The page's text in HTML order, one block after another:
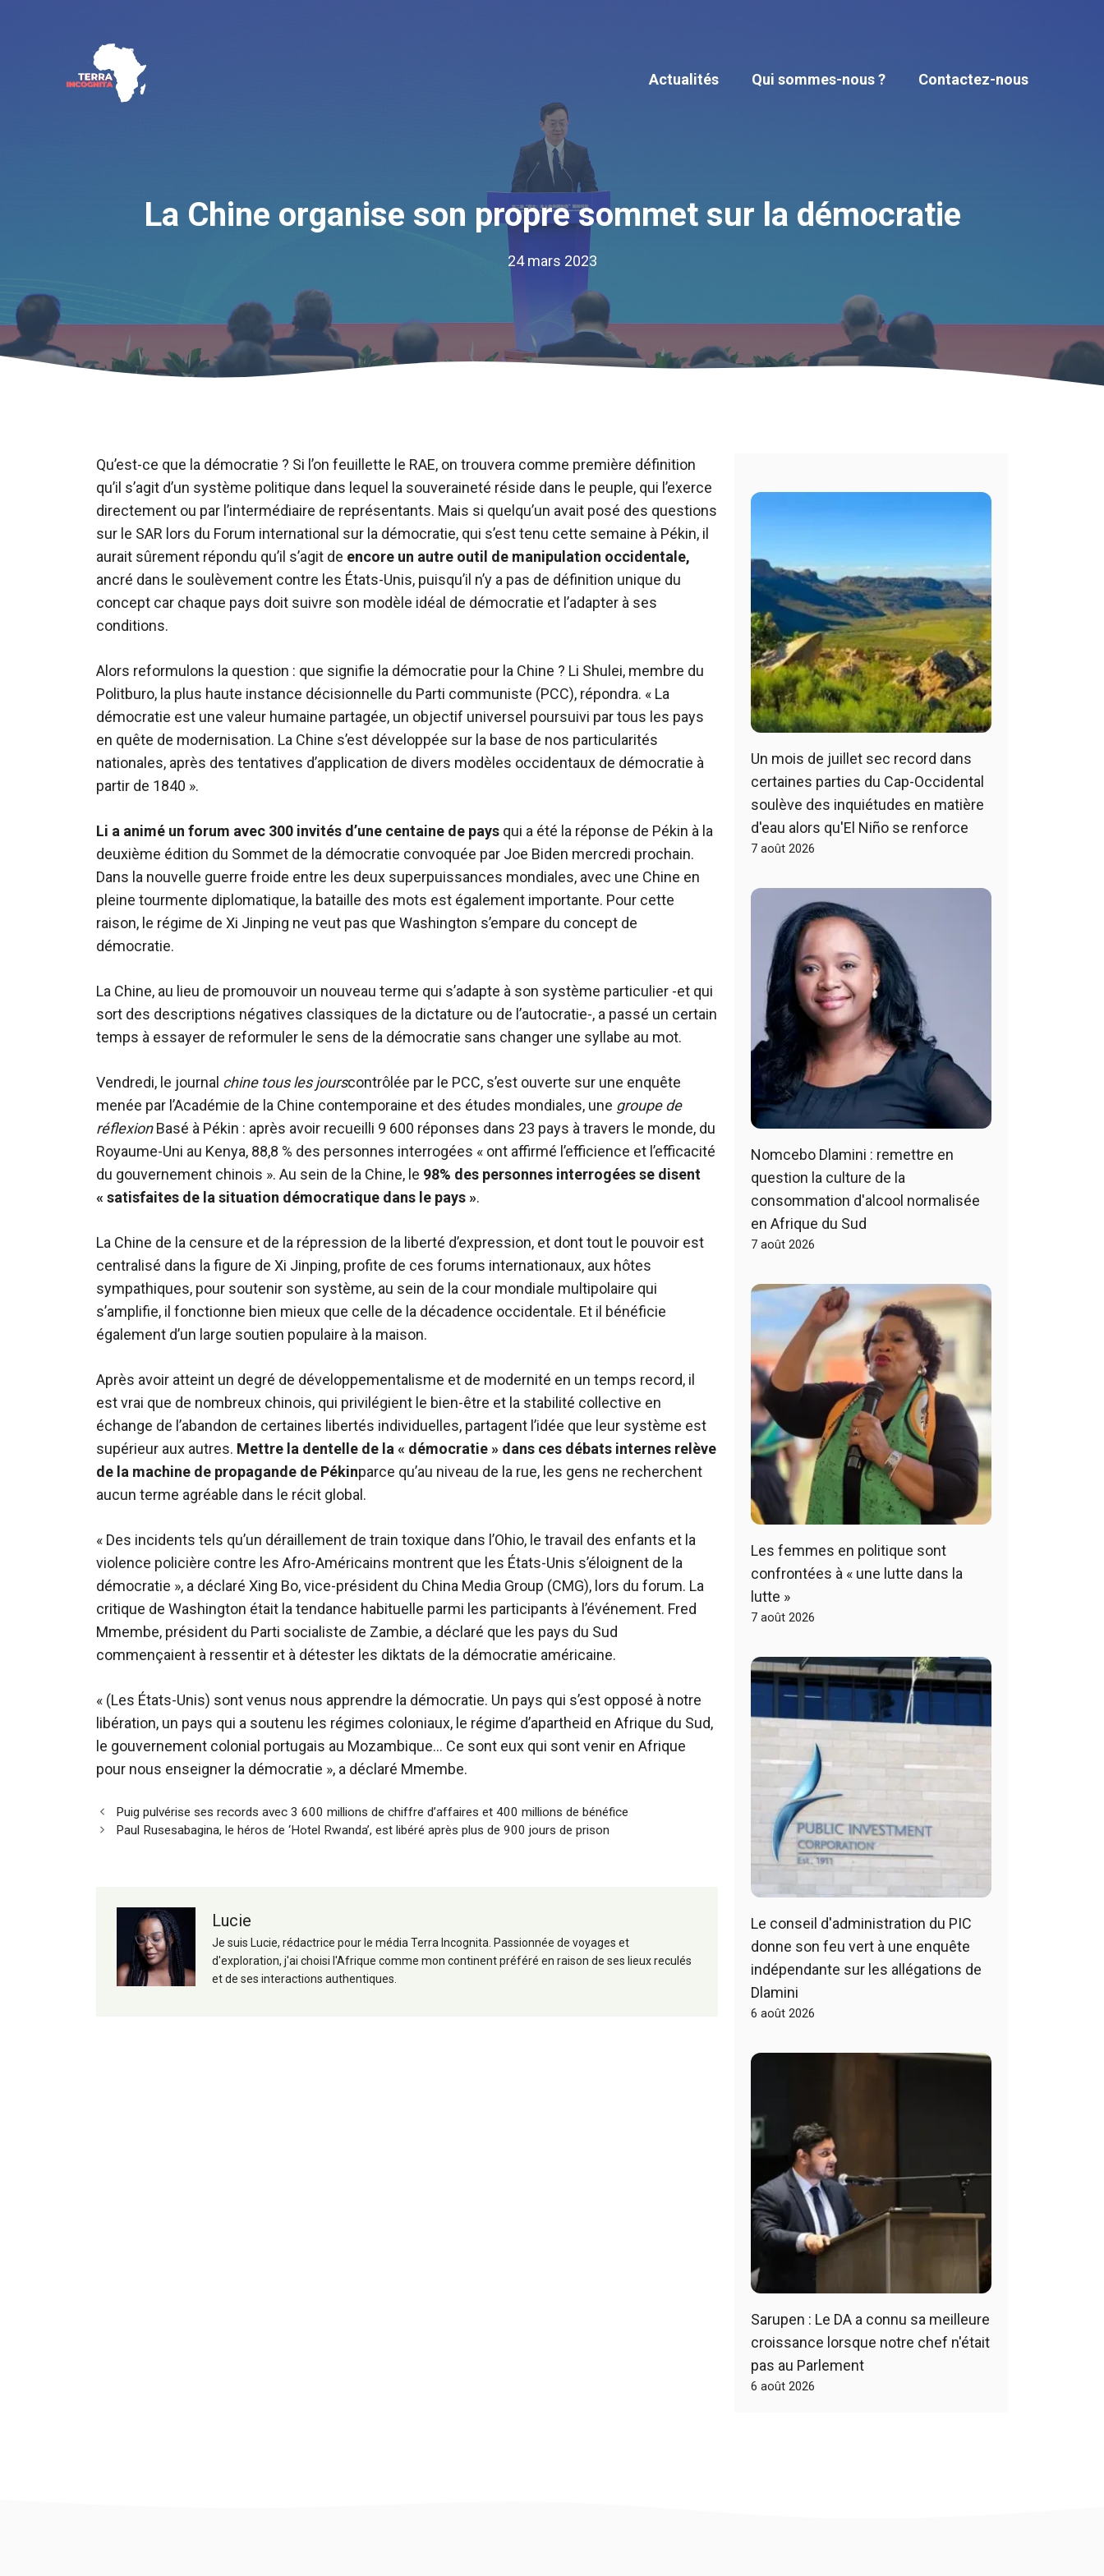
Actualités
Qui sommes-nous ? Contactez-nous
La Chine organise son propre sommet sur la démocratie
24 mars 2023
Qu’est-ce que la démocratie ? Si l’on feuillette le RAE, on trouvera comme première définition
qu’il s’agit d’un système politique dans lequel la souveraineté réside dans le peuple, qui l’exerce
directement ou par l’intermédiaire de représentants. Mais si quelqu’un avait posé des questions
sur le SAR lors du Forum international sur la démocratie, qui s’est tenu cette semaine à Pékin, il
aurait sûrement répondu qu’il s’agit de encore un autre outil de manipulation occidentale,
ancré dans le soulèvement contre les États-Unis, puisqu’il n’y a pas de définition unique du
concept car chaque pays doit suivre son modèle idéal de démocratie et l’adapter à ses
conditions.
Alors reformulons la question : que signifie la démocratie pour la Chine ? Li Shulei, membre du
Politburo, la plus haute instance décisionnelle du Parti communiste (PCC), répondra. « La
démocratie est une valeur humaine partagée, un objectif universel poursuivi par tous les pays
en quête de modernisation. La Chine s’est développée sur la base de nos particularités
nationales, après des tentatives d’application de divers modèles occidentaux de démocratie à
partir de 1840 ».
Li a animé un forum avec 300 invités d’une centaine de pays qui a été la réponse de Pékin à la
deuxième édition du Sommet de la démocratie convoquée par Joe Biden mercredi prochain.
Dans la nouvelle guerre froide entre les deux superpuissances mondiales, avec une Chine en
pleine tourmente diplomatique, la bataille des mots est également importante. Pour cette
raison, le régime de Xi Jinping ne veut pas que Washington s’empare du concept de
démocratie.
La Chine, au lieu de promouvoir un nouveau terme qui s’adapte à son système particulier -et qui
sort des descriptions négatives classiques de la dictature ou de l’autocratie-, a passé un certain
temps à essayer de reformuler le sens de la démocratie sans changer une syllabe au mot.
Vendredi, le journal chine tous les jourscontrôlée par le PCC, s’est ouverte sur une enquête
menée par l’Académie de la Chine contemporaine et des études mondiales, une groupe de
réflexionBasé à Pékin : après avoir recueilli 9 600 réponses dans 23 pays à travers le monde, du
Royaume-Uni au Kenya, 88,8 % des personnes interrogées « ont affirmé l’efficience et l’efficacité
du gouvernement chinois ». Au sein de la Chine, le 98% des personnes interrogées se disent
« satisfaites de la situation démocratique dans le pays ».
La Chine de la censure et de la répression de la liberté d’expression, et dont tout le pouvoir est
centralisé dans la figure de Xi Jinping, profite de ces forums internationaux, aux hôtes
sympathiques, pour soutenir son système, au sein de la cour mondiale multipolaire qui
s’amplifie, il fonctionne bien mieux que celle de la décadence occidentale. Et il bénéficie
également d’un large soutien populaire à la maison.
Après avoir atteint un degré de développementalisme et de modernité en un temps record, il
est vrai que de nombreux chinois, qui privilégient le bien-être et la stabilité collective en
échange de l’abandon de certaines libertés individuelles, partagent l’idée que leur système est
supérieur aux autres. Mettre la dentelle de la « démocratie » dans ces débats internes relève
de la machine de propagande de Pékinparce qu’au niveau de la rue, les gens ne recherchent
aucun terme agréable dans le récit global.
« Des incidents tels qu’un déraillement de train toxique dans l’Ohio, le travail des enfants et la
violence policière contre les Afro-Américains montrent que les États-Unis s’éloignent de la
démocratie », a déclaré Xing Bo, vice-président du China Media Group (CMG), lors du forum. La
critique de Washington était la tendance habituelle parmi les participants à l’événement. Fred
Mmembe, président du Parti socialiste de Zambie, a déclaré que les pays du Sud
commençaient à ressentir et à détester les diktats de la démocratie américaine.
« (Les États-Unis) sont venus nous apprendre la démocratie. Un pays qui s’est opposé à notre
libération, un pays qui a soutenu les régimes coloniaux, le régime d’apartheid en Afrique du Sud,
le gouvernement colonial portugais au Mozambique… Ce sont eux qui sont venir en Afrique
pour nous enseigner la démocratie », a déclaré Mmembe.
Navigation
des
Puig pulvérise ses records avec 3 600 millions de chiffre d’affaires et 400 millions de bénéfice
Paul Rusesabagina, le héros de ‘Hotel Rwanda’, est libéré après plus de 900 jours de prison
Lucie
Je suis Lucie, rédactrice pour le média Terra Incognita. Passionnée de voyages et
d'exploration, j'ai choisi l'Afrique comme mon continent préféré en raison de ses lieux reculés
et de ses interactions authentiques.
Un mois de juillet sec record dans
certaines parties du Cap-Occidental
soulève des inquiétudes en matière
d'eau alors qu'El Niño se renforce
7 août 2026
Nomcebo Dlamini : remettre en
question la culture de la
consommation d'alcool normalisée
en Afrique du Sud
7 août 2026
Les femmes en politique sont
confrontées à « une lutte dans la
lutte »
7 août 2026
Le conseil d'administration du PIC
donne son feu vert à une enquête
indépendante sur les allégations de
Dlamini
6 août 2026
Sarupen : Le DA a connu sa meilleure
croissance lorsque notre chef n'était
pas au Parlement
6 août 2026